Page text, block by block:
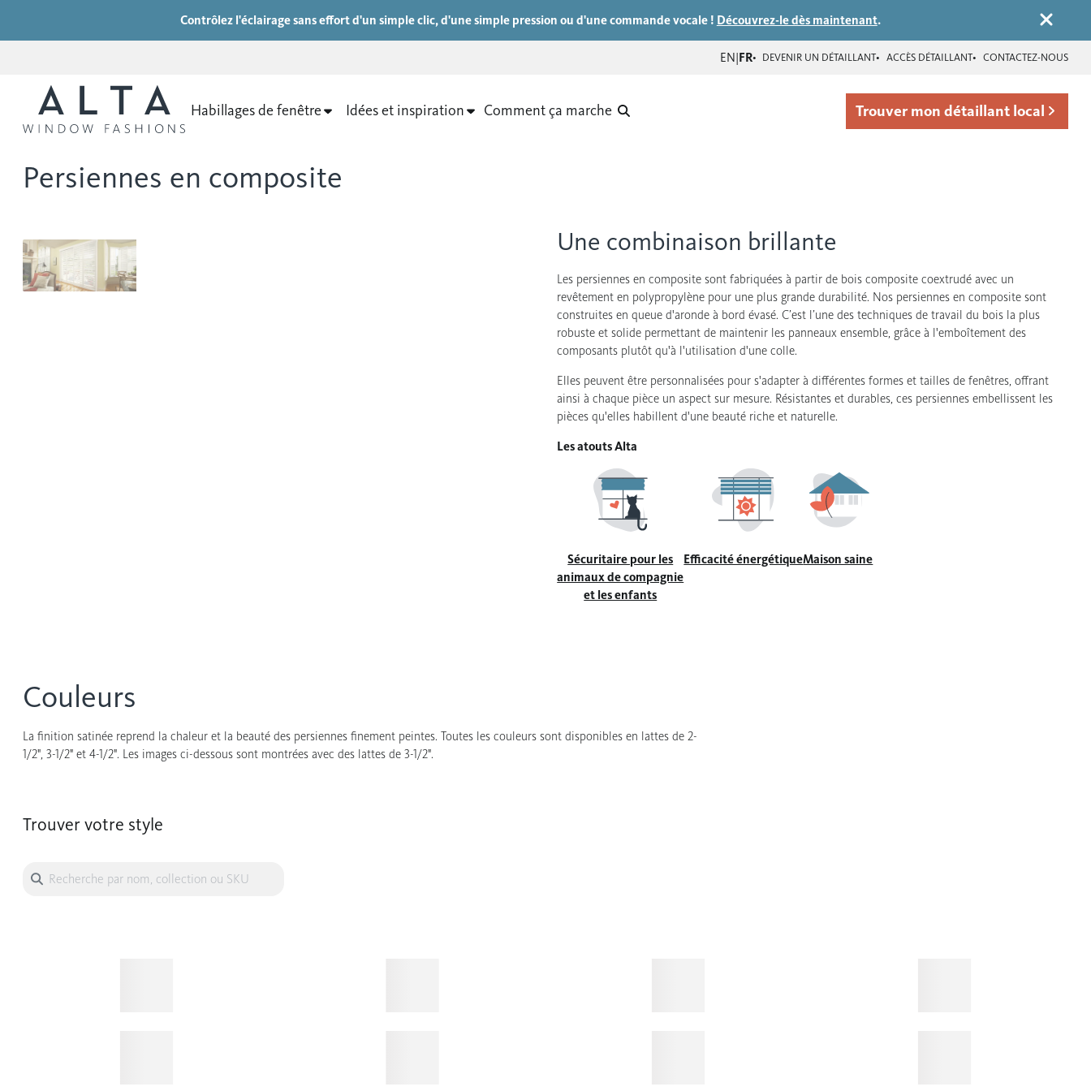
Contrôlez l'éclairage sans effort d'un simple clic, d'une simple pression ou d'une commande vocale ! Découvrez-le dès maintenant.
EN|FR DEVENIR UN DÉTAILLANT ACCÈS DÉTAILLANT CONTACTEZ-NOUS
Habillages de fenêtre Idées et inspiration Comment ça marche Trouver mon détaillant local
Persiennes en composite
Une combinaison brillante
Les persiennes en composite sont fabriquées à partir de bois composite coextrudé avec un
revêtement en polypropylène pour une plus grande durabilité. Nos persiennes en composite sont
construites en queue d'aronde à bord évasé. C’est l’une des techniques de travail du bois la plus
robuste et solide permettant de maintenir les panneaux ensemble, grâce à l'emboîtement des
composants plutôt qu'à l'utilisation d'une colle.
Elles peuvent être personnalisées pour s'adapter à différentes formes et tailles de fenêtres, offrant
ainsi à chaque pièce un aspect sur mesure. Résistantes et durables, ces persiennes embellissent les
pièces qu'elles habillent d'une beauté riche et naturelle.
Les atouts Alta
Sécuritaire pour les
animaux de compagnie
et les enfants
Efficacité énergétiqueMaison saine
Couleurs
La finition satinée reprend la chaleur et la beauté des persiennes finement peintes. Toutes les couleurs sont disponibles en lattes de 2-
1/2", 3-1/2" et 4-1/2". Les images ci-dessous sont montrées avec des lattes de 3-1/2".
Trouver votre style